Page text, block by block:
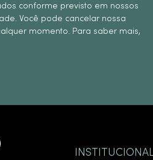
conforme previsto em nossos
Você pode cancelar nossa
momento. Para saber mais,